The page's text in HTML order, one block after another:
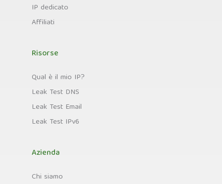
IP dedicato
Affiliati
Risorse
Qual è il mio IP?
Leak Test DNS
Leak Test Email
Leak Test IPv6
Azienda
Chi siamo